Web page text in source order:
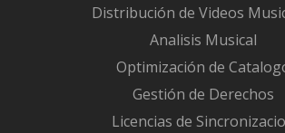
Distribución de Videos
Analisis Musical
Optimización de
Gestión de Derechos
Licencias de